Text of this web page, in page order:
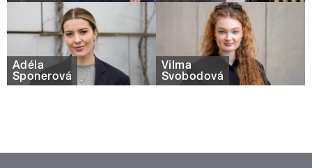
Adéla
Šponerová
Vilma
Svobodová